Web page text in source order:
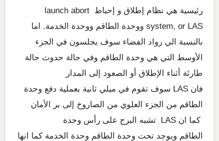
رئيسية هي نظام إطلاق و إحباط launch abort
system, or LAS ووحدة الطاقم ووحدة الخدمة. اما
بالنسبة الي رواد الفضاء سوف يجلسون في الجزء
الأوسط التي هي وحدة الطاقم وفي حالة حدوث حالة
طارئة أثناء الإطلاق أو الصعود إلى المدار
فان LAS سوف تقوم في ميلي ثانية بعملية دفع وحدة
الطاقم من الجزء العلوي من الصاروخ إلى بر الأمان
كما ان LAS تشبه البرج على رأس وحدة
الطاقم ويوجد تحت وحدة الطاقم وحدة الخدمة كما انها